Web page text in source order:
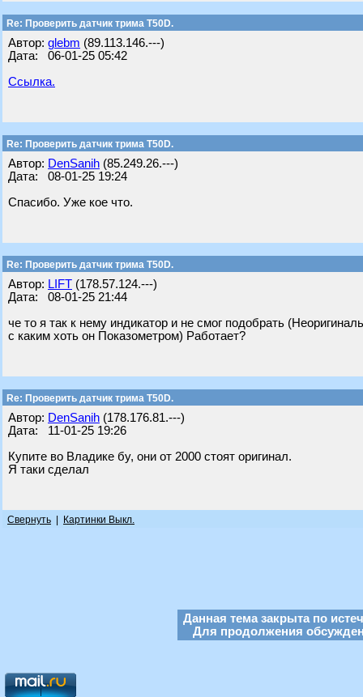
Re: Проверить датчик трима Т50D.
Автор: glebm (89.113.146.---)
Дата: 06-01-25 05:42
Ссылка.
Re: Проверить датчик трима Т50D.
Автор: DenSanih (85.249.26.---)
Дата: 08-01-25 19:24
Спасибо. Уже кое что.
Re: Проверить датчик трима Т50D.
Автор: LIFT (178.57.124.---)
Дата: 08-01-25 21:44
че то я так к нему индикатор и не смог подобрать
с каким хоть он Показометром) Работает?
Re: Проверить датчик трима Т50D.
Автор: DenSanih (178.176.81.---)
Дата: 11-01-25 19:26
Купите во Владике бу, они от 2000 стоят оригинал.
Я таки сделал
Свернуть Картинки Выкл.
Данная тема закрыта по
Для продолжения